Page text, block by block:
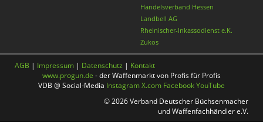
Handelsverband Hessen
Landbell AG
Rheinischer-Inkassodienst e.K.
Zukos
AGB | Impressum | Datenschutz | Kontakt
www.progun.de - der Waffenmarkt von Profis für Profis
VDB @ Social-Media InstagramX.com FacebookYouTube
© 2026 Verband Deutscher Büchsenmacher
und Waffenfachhändler e.V.